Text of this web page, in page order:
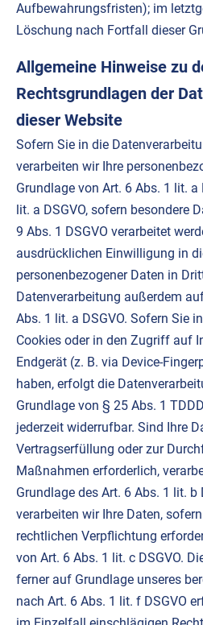
Aufbewahrungsfristen); im
Löschung nach Fortfall dieser
Allgemeine Hinweise zu
Rechtsgrundlagen der
dieser Website
Sofern Sie in die
verarbeiten wir Ihre
Grundlage von Art. 6 Abs. 1 lit. a
lit. a DSGVO, sofern besondere
9 Abs. 1 DSGVO verarbeitet
ausdrücklichen Einwilligung in
personenbezogener Daten in
Datenverarbeitung außerdem
Abs. 1 lit. a DSGVO. Sofern Sie
Cookies oder in den Zugriff auf
Endgerät (z. B. via Device-
haben, erfolgt die
Grundlage von § 25 Abs. 1
jederzeit widerrufbar. Sind Ihre
Vertragserfüllung oder zur
Maßnahmen erforderlich,
Grundlage des Art. 6 Abs. 1 lit. b
verarbeiten wir Ihre Daten,
rechtlichen Verpflichtung
von Art. 6 Abs. 1 lit. c DSGVO.
ferner auf Grundlage unseres
nach Art. 6 Abs. 1 lit. f DSGVO